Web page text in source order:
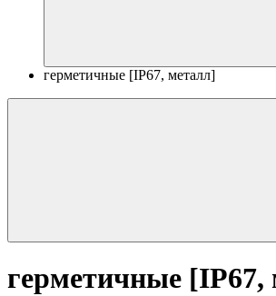
герметичные [IP67, металл]
герметичные [IP67,